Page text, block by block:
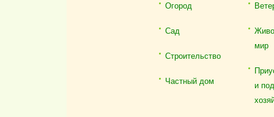
Огород
Сад
Строительство
Частный дом
мир
и